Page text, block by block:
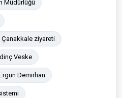
Müdürlüğü
Çanakkale ziyareti
Veske
Demirhan